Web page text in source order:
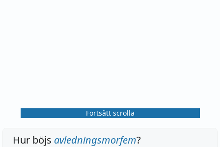
Fortsätt scrolla
Hur böjs avledningsmorfem?